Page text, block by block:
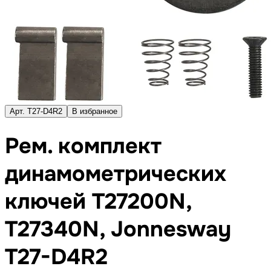
Арт. T27-D4R2 В избранное
Рем. комплект
динамометрических
ключей T27200N,
T27340N, Jonnesway
T27-D4R2